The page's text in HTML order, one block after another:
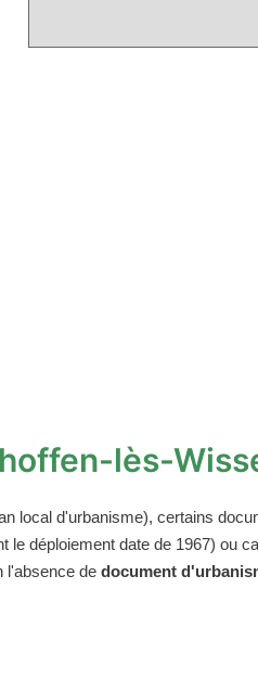
lès-
local d'urbanisme), certains
déploiement date de 1967) ou
l'absence de document